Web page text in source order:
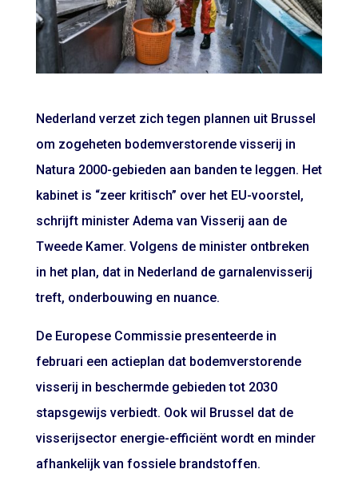
Nederland verzet zich tegen plannen uit Brussel
om zogeheten bodemverstorende visserij in
Natura 2000-gebieden aan banden te leggen. Het
kabinet is “zeer kritisch” over het EU-voorstel,
schrijft minister Adema van Visserij aan de
Tweede Kamer. Volgens de minister ontbreken
in het plan, dat in Nederland de garnalenvisserij
treft, onderbouwing en nuance.
De Europese Commissie presenteerde in
februari een actieplan dat bodemverstorende
visserij in beschermde gebieden tot 2030
stapsgewijs verbiedt. Ook wil Brussel dat de
visserijsector energie-efficiënt wordt en minder
afhankelijk van fossiele brandstoffen.